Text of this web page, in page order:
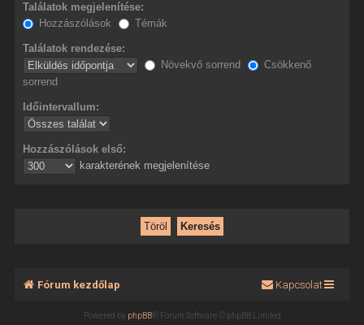
Találatok megjelenítése:
Hozzászólások
Témák
Találatok rendezése:
Növekvő sorrend
Csökkenő
sorrend
Időintervallum:
Hozzászólások első:
karakterének megjelenítése
Fórum kezdőlap Kapcsolat
Powered by phpBB® Forum Software © phpBB Limited